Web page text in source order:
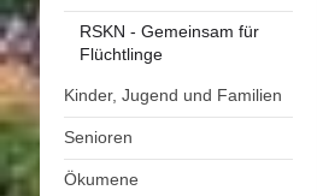
RSKN - Gemeinsam für
Flüchtlinge
Kinder, Jugend und Familien
Senioren
Ökumene